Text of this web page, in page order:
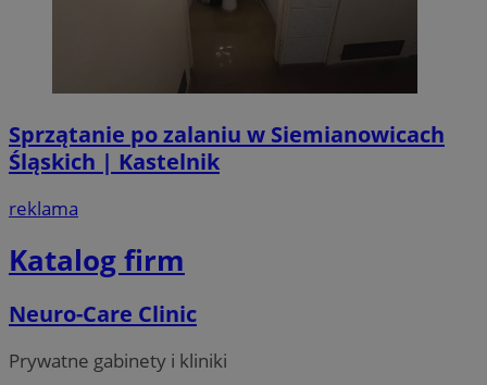
Sprzątanie po zalaniu w Siemianowicach
Śląskich | Kastelnik
reklama
Katalog firm
Neuro-Care Clinic
Prywatne gabinety i kliniki